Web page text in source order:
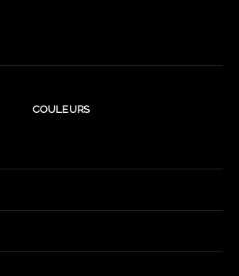
COULEURS